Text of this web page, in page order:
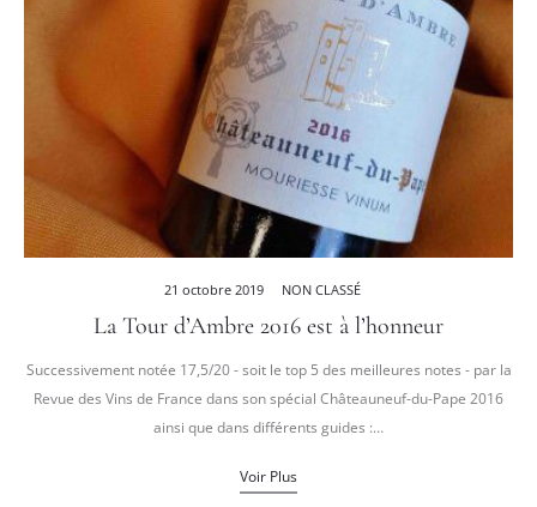
21 octobre 2019 NON CLASSÉ
La Tour d’Ambre 2016 est à l’honneur
Successivement notée 17,5/20 - soit le top 5 des meilleures notes - par la
Revue des Vins de France dans son spécial Châteauneuf-du-Pape 2016
ainsi que dans différents guides :…
Voir Plus